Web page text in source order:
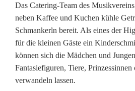
a
i
d
h
a
Das Catering-Team des
neben Kaffee und Kuchen kühle
Schmankerln bereit. Als eines der
für die kleinen Gäste ein
können sich die Mädchen und
Fantasiefiguren, Tiere, Prinzessinnen
verwandeln lassen.